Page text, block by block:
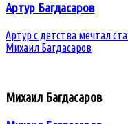
Артур Багдасаров
Артур с детства мечтал
Михаил Багдасаров
Михаил Багдасаров